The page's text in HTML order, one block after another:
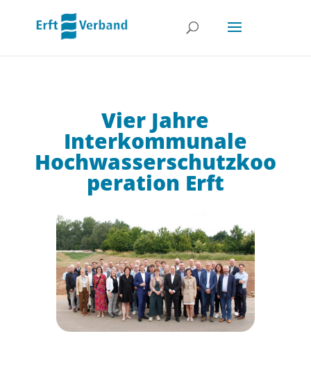
Vier Jahre
Interkommunale
Hochwasserschutzkoo
peration Erft